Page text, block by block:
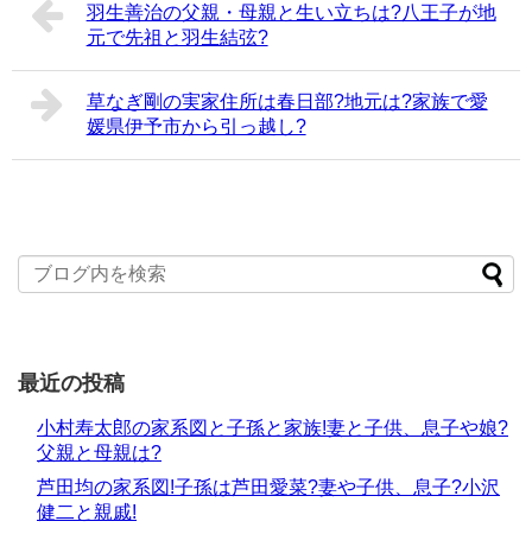
羽生善治の父親・母親と生い立ちは?八王子が地
元で先祖と羽生結弦?
草なぎ剛の実家住所は春日部?地元は?家族で愛
媛県伊予市から引っ越し?
最近の投稿
小村寿太郎の家系図と子孫と家族!妻と子供、息子や娘?
父親と母親は?
芦田均の家系図!子孫は芦田愛菜?妻や子供、息子?小沢
健二と親戚!